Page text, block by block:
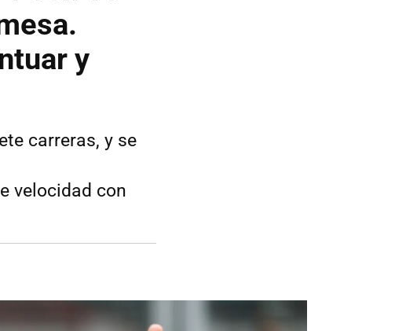
y
carreras, y se
velocidad con